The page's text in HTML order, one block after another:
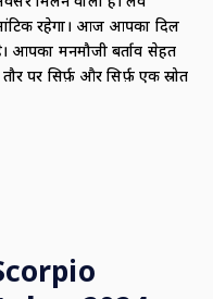
रहेगा। आज आपका दिल
आपका मनमौजी बर्ताव सेहत
पर सिर्फ़ और सिर्फ़ एक स्रोत